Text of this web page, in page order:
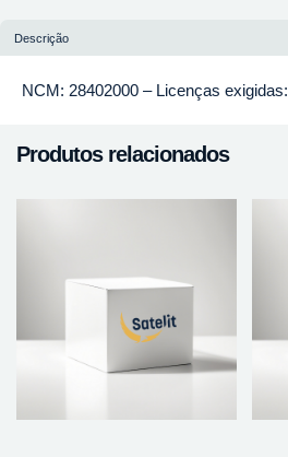
Descrição
NCM: 28402000 – Licenças exigidas:
Produtos relacionados